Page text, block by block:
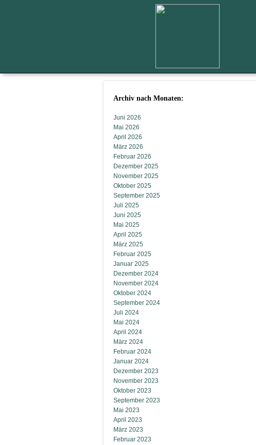
Archiv nach Monaten:
Juni 2026
Mai 2026
April 2026
März 2026
Februar 2026
Dezember 2025
November 2025
Oktober 2025
September 2025
Juli 2025
Juni 2025
Mai 2025
April 2025
März 2025
Februar 2025
Januar 2025
Dezember 2024
November 2024
Oktober 2024
September 2024
Juli 2024
Mai 2024
April 2024
März 2024
Februar 2024
Januar 2024
Dezember 2023
November 2023
Oktober 2023
September 2023
Mai 2023
April 2023
März 2023
Februar 2023